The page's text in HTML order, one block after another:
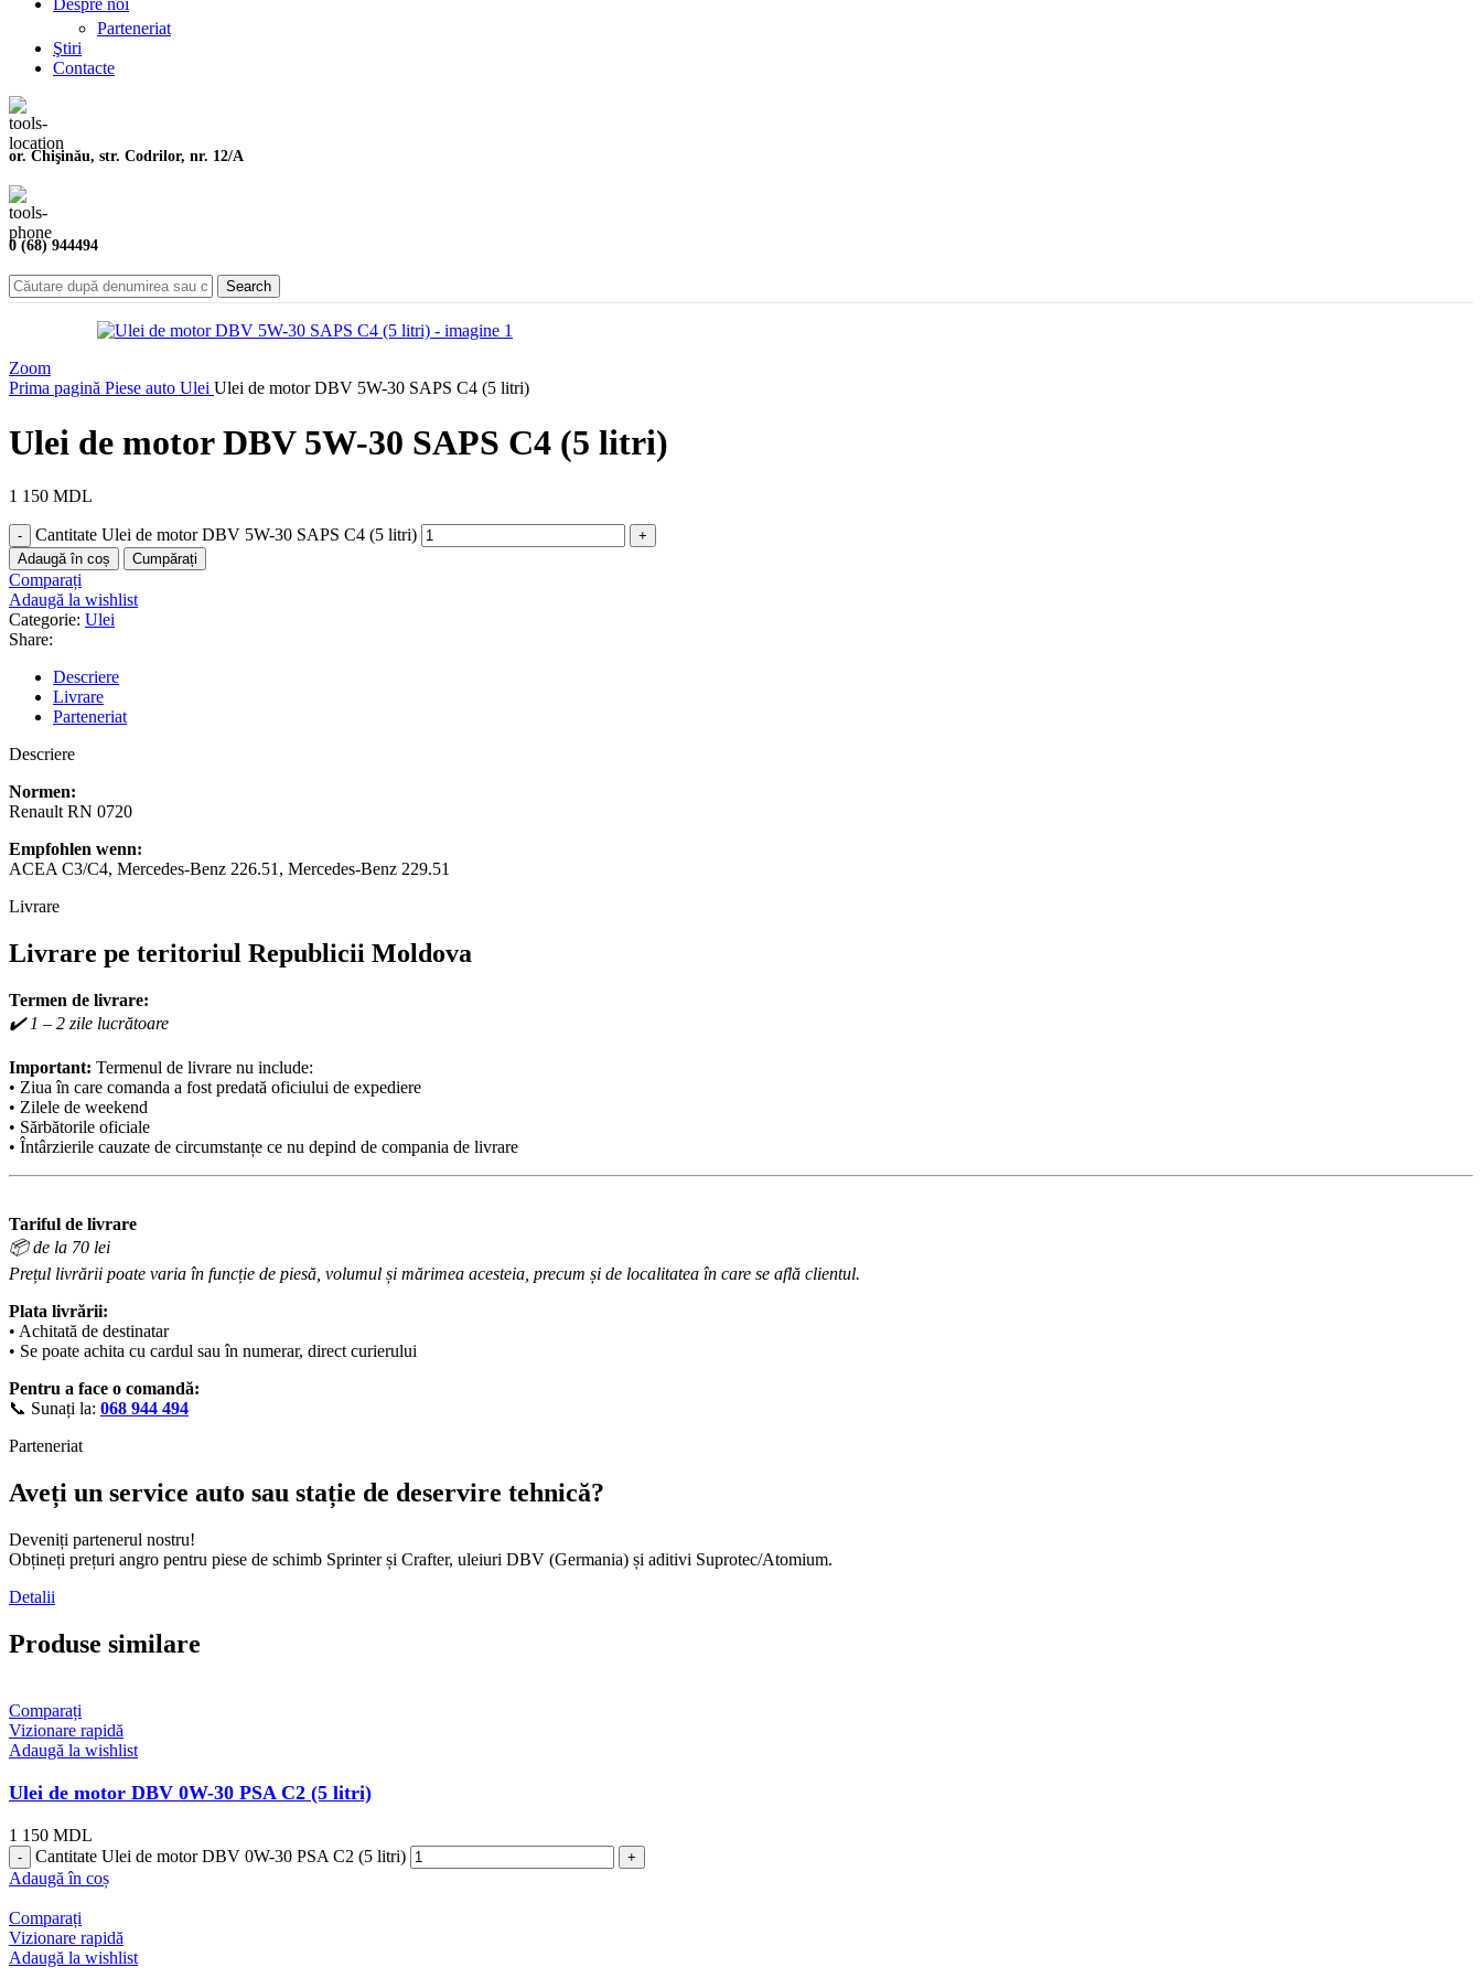
Despre noi
Parteneriat
Ştiri
Contacte
or. Chişinău, str. Codrilor, nr. 12/A
0 (68) 944494
Search
Zoom
Prima pagină Piese auto Ulei Ulei de motor DBV 5W-30 SAPS C4 (5 litri)
Ulei de motor DBV 5W-30 SAPS C4 (5 litri)
1 150 MDL
Cantitate Ulei de motor DBV 5W-30 SAPS C4 (5 litri)
Adaugă în coș Cumpărați
Comparați
Adaugă la wishlist
Categorie: Ulei
Share:
Descriere
Livrare
Parteneriat
Descriere
Normen:
Renault RN 0720
Empfohlen wenn:
ACEA C3/C4, Mercedes-Benz 226.51, Mercedes-Benz 229.51
Livrare
Livrare pe teritoriul Republicii Moldova
Termen de livrare:
✔️ 1 – 2 zile lucrătoare
Important: Termenul de livrare nu include:
• Ziua în care comanda a fost predată oficiului de expediere
• Zilele de weekend
• Sărbătorile oficiale
• Întârzierile cauzate de circumstanțe ce nu depind de compania de livrare
Tariful de livrare
📦 de la 70 lei
Prețul livrării poate varia în funcție de piesă, volumul și mărimea acesteia, precum și de localitatea în care se află clientul.
Plata livrării:
• Achitată de destinatar
• Se poate achita cu cardul sau în numerar, direct curierului
Pentru a face o comandă:
📞 Sunați la: 068 944 494
Parteneriat
Aveți un service auto sau stație de deservire tehnică?
Deveniți partenerul nostru!
Obțineți prețuri angro pentru piese de schimb Sprinter și Crafter, uleiuri DBV (Germania) și aditivi Suprotec/Atomium.
Detalii
Produse similare
Comparați
Vizionare rapidă
Adaugă la wishlist
Ulei de motor DBV 0W-30 PSA C2 (5 litri)
1 150 MDL
Cantitate Ulei de motor DBV 0W-30 PSA C2 (5 litri)
Adaugă în coș
Comparați
Vizionare rapidă
Adaugă la wishlist